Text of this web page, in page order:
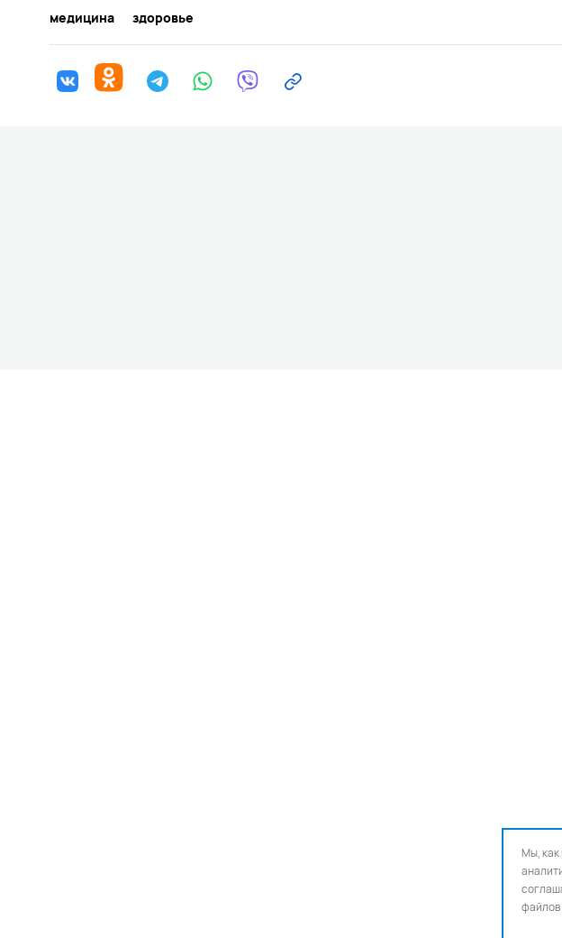
медицина здоровье
Мы, как
файлов